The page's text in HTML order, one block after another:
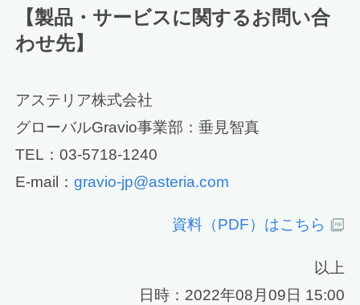
【製品・サービスに関するお問い合
わせ先】
アステリア株式会社
グローバルGravio事業部：垂見智真
TEL：03-5718-1240
E-mail：gravio-jp@asteria.com
資料（PDF）はこちら
以上
日時：2022年08月09日 15:00